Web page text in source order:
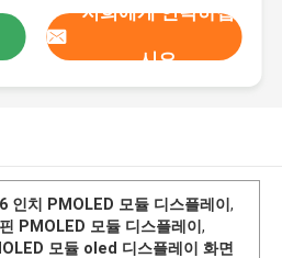
저희에게 연락하십
시오
인치 PMOLED 모듈 디스플레이,
PMOLED 모듈 디스플레이,
모듈 oled 디스플레이 화면